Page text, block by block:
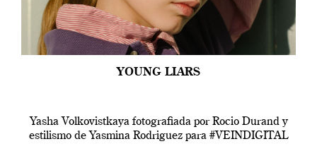
YOUNG LIARS
Yasha Volkovistkaya fotografiada por Rocio Durand y
estilismo de Yasmina Rodriguez para #VEINDIGITAL